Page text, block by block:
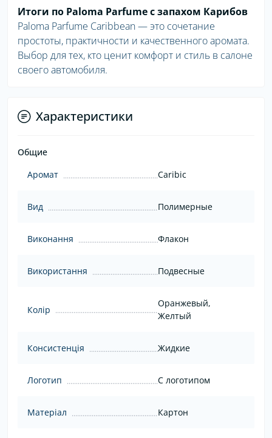
Итоги по Paloma Parfume с запахом Карибов
Paloma Parfume Caribbean — это сочетание
простоты, практичности и качественного аромата.
Выбор для тех, кто ценит комфорт и стиль в салоне
своего автомобиля.
Характеристики
Общие
Аромат
Caribic
Вид Полимерные
Виконання Флакон
Використання Подвесные
Колір
Оранжевый,
Желтый
Консистенція Жидкие
Логотип С логотипом
Матеріал Картон